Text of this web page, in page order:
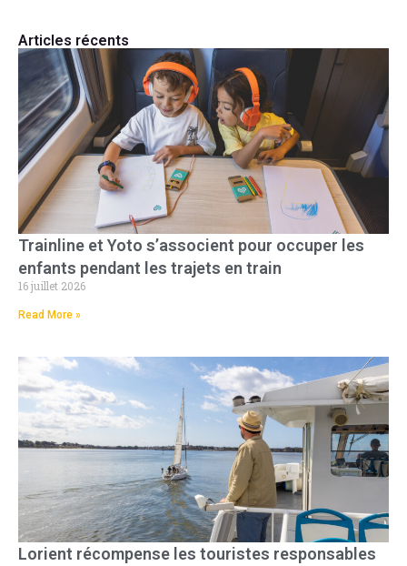
Articles récents
Trainline et Yoto s’associent pour occuper les
enfants pendant les trajets en train
16 juillet 2026
Read More »
Lorient récompense les touristes responsables